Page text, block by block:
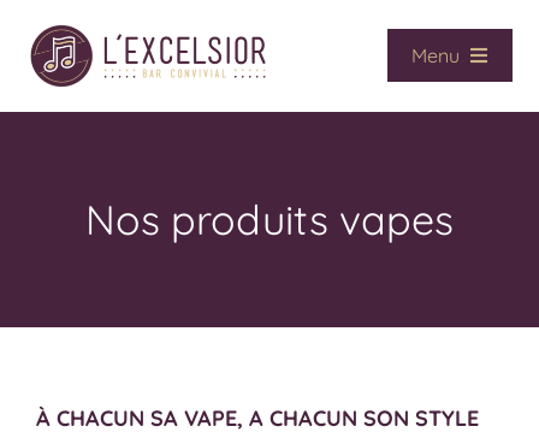
contenu
Menu
Accueil
Vape
Nos produits vapes
À CHACUN SA VAPE, A CHACUN SON STYLE